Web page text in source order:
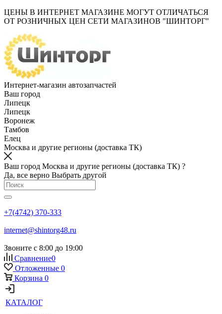
ЦЕНЫ В ИНТЕРНЕТ МАГАЗИНЕ МОГУТ ОТЛИЧАТЬСЯ
ОТ РОЗНИЧНЫХ ЦЕН СЕТИ МАГАЗИНОВ "ШИНТОРГ"
Интернет-магазин автозапчастей
Ваш город
Липецк
Липецк
Воронеж
Тамбов
Елец
Москва и другие регионы (доставка ТК)
Ваш город Москва и другие регионы (доставка ТК) ?
Да, все верно Выбрать другой
+7(4742) 370-333
internet@shintorg48.ru
Звоните с 8:00 до 19:00
Сравнение0
Отложенные 0
Корзина 0
КАТАЛОГ